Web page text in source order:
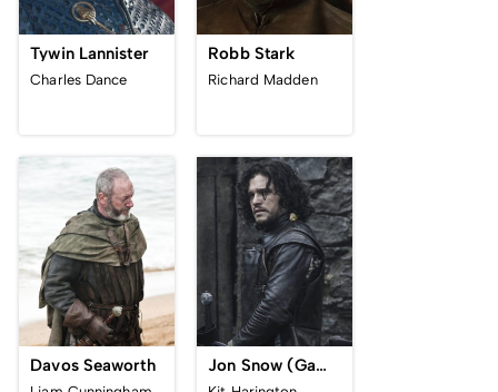
Tywin Lannister
Charles Dance
Robb Stark
Richard Madden
Davos Seaworth Jon Snow (Game of Thrones)